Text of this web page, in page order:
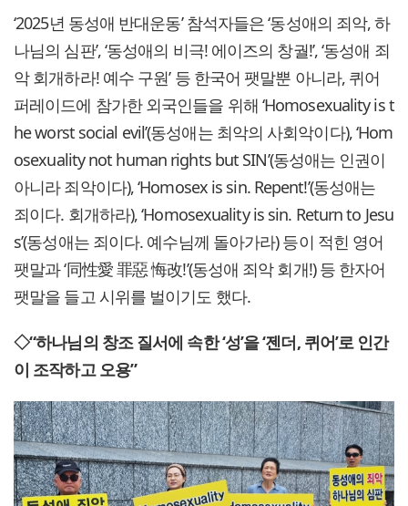
‘2025년 동성애 반대운동’ 참석자들은 ‘동성애의 죄악, 하
나님의 심판’, ‘동성애의 비극! 에이즈의 창궐!’, ‘동성애 죄
악 회개하라! 예수 구원’ 등 한국어 팻말뿐 아니라, 퀴어
퍼레이드에 참가한 외국인들을 위해 ‘Homosexuality is t
he worst social evil’(동성애는 최악의 사회악이다), ‘Hom
osexuality not human rights but SIN’(동성애는 인권이
아니라 죄악이다), ‘Homosex is sin. Repent!’(동성애는
죄이다. 회개하라), ‘Homosexuality is sin. Return to Jesu
s’(동성애는 죄이다. 예수님께 돌아가라) 등이 적힌 영어
팻말과 ‘同性愛 罪惡 悔改!’(동성애 죄악 회개!) 등 한자어
팻말을 들고 시위를 벌이기도 했다.
◇“하나님의 창조 질서에 속한 ‘성’을 ‘젠더, 퀴어’로 인간
이 조작하고 오용”